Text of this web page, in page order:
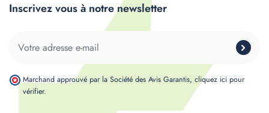
Inscrivez vous à notre newsletter
Marchand approuvé par la Société des Avis Garantis, cliquez ici pour
vérifier.